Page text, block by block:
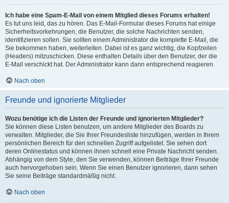
Ich habe eine Spam-E-Mail von einem Mitglied dieses Forums erhalten!
Es tut uns leid, das zu hören. Das E-Mail-Formular dieses Forums hat einige
Sicherheitsvorkehrungen, die Benutzer, die solche Nachrichten senden,
identifizieren sollen. Sie sollten einem Administrator die komplette E-Mail, die
Sie bekommen haben, weiterleiten. Dabei ist es ganz wichtig, die Kopfzeilen
(Headers) mitzuschicken. Diese enthalten Details über den Benutzer, der die
E-Mail verschickt hat. Der Administrator kann dann entsprechend reagieren.
Nach oben
Freunde und ignorierte Mitglieder
Wozu benötige ich die Listen der Freunde und ignorierten Mitglieder?
Sie können diese Listen benutzen, um andere Mitglieder des Boards zu
verwalten. Mitglieder, die Sie Ihrer Freundesliste hinzufügen, werden in Ihrem
persönlichen Bereich für den schnellen Zugriff aufgelistet. Sie sehen dort
deren Onlinestatus und können ihnen schnell eine Private Nachricht senden.
Abhängig von dem Style, den Sie verwenden, können Beiträge Ihrer Freunde
auch hervorgehoben sein. Wenn Sie einen Benutzer ignorieren, dann sehen
Sie seine Beiträge standardmäßig nicht.
Nach oben